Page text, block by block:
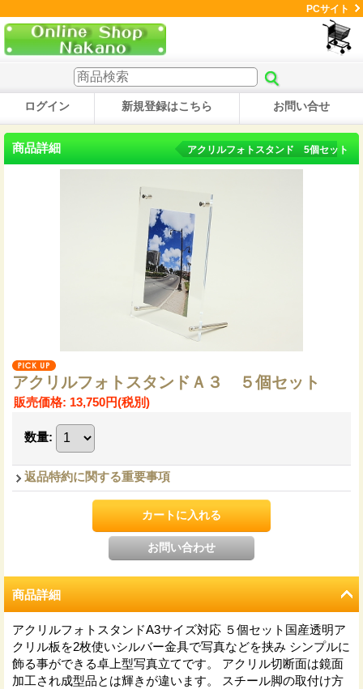
PCサイト
ログイン 新規登録はこちら お問い合せ
商品詳細 アクリルフォトスタンド 5個セット
アクリルフォトスタンドＡ３ ５個セット
販売価格: 13,750円(税別)
数量:
返品特約に関する重要事項
商品詳細
アクリルフォトスタンドA3サイズ対応 ５個セット国産透明ア
クリル板を2枚使いシルバー金具で写真などを挟み シンプルに
飾る事ができる卓上型写真立てです。 アクリル切断面は鏡面
加工され成型品とは輝きが違います。 スチール脚の取付け方